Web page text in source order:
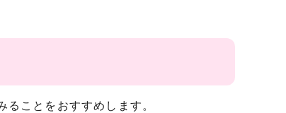
ことをおすすめします。